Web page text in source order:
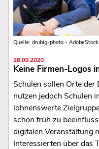
Quelle: drubig-photo - AdobeStock
28.09.2020
Keine Firmen-Logos
Schulen sollen Orte
nutzen jedoch Schulen
lohnenswerte
schon früh zu
digitalen Veranstaltung
Interessierten über das